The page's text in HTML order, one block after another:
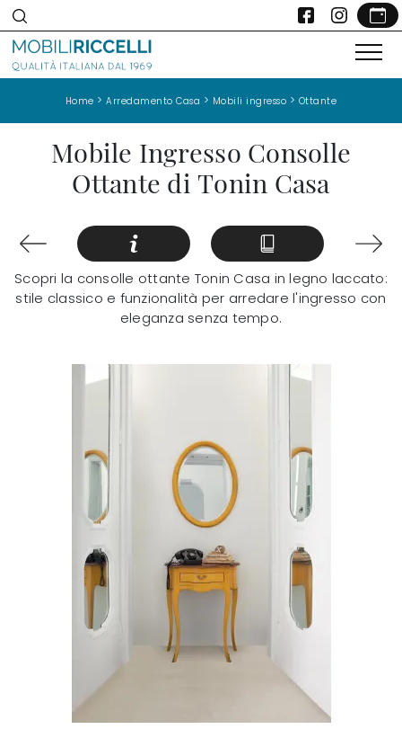
Home >Arredamento Casa > Mobili ingresso > Ottante
Mobile Ingresso Consolle
Ottante di Tonin Casa
Scopri la consolle ottante Tonin Casa in legno laccato:
stile classico e funzionalità per arredare l'ingresso con
eleganza senza tempo.